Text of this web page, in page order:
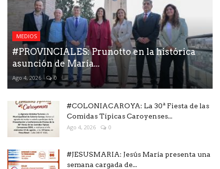
MEDIOS
#PROVINCIALES: Prunotto en la histórica
asunción de María...
Ago 4, 2026 0
#COLONIACAROYA: La 30ª Fiesta de las
Comidas Típicas Caroyenses...
Ago 4, 2026 0
#JESUSMARIA: Jesús María presenta una
semana cargada de...